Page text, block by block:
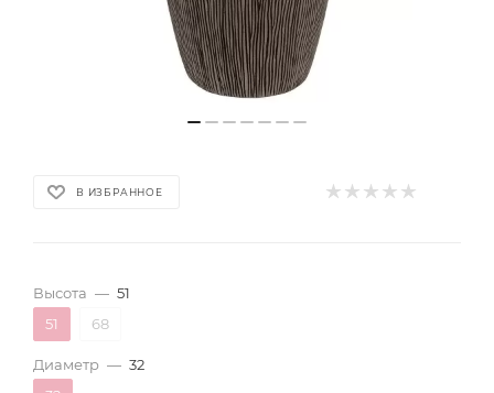
В ИЗБРАННОЕ
Высота — 51
51
68
Диаметр — 32